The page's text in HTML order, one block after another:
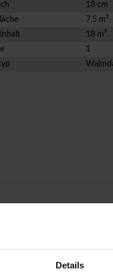
Details
18 cm
7.5 m²
18 m³
1